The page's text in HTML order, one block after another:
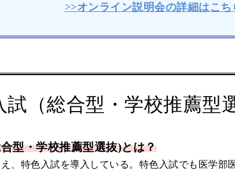
>>オンライン説明会の詳細はこち
試（総合型・学校推薦型
型・学校推薦型選抜)とは？
、特色入試を導入している。特色入試でも医学部